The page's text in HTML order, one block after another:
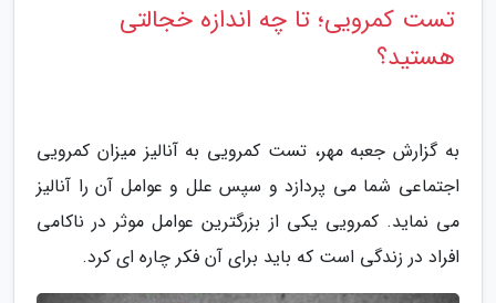
تست کمرویی؛ تا چه اندازه خجالتی
هستید؟
به گزارش جعبه مهر، تست کمرویی به آنالیز میزان کمرویی
اجتماعی شما می پردازد و سپس علل و عوامل آن را آنالیز
می نماید. کمرویی یکی از بزرگترین عوامل موثر در ناکامی
افراد در زندگی است که باید برای آن فکر چاره ای کرد.